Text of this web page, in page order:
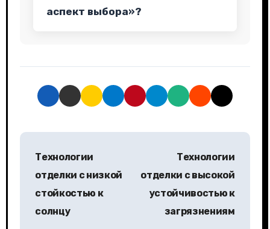
аспект выбора»?
Н
Технологии
отделки с низкой
стойкостью к
солнцу
Технологии
отделки с высокой
устойчивостью к
загрязнениям